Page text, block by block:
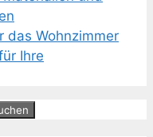
das Wohnzimmer
Ihre